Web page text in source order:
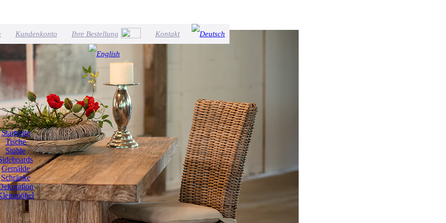
Kundenkonto Ihre Bestellung Kontakt
Startseite
Tische
Stühle
Gemälde
Schränke